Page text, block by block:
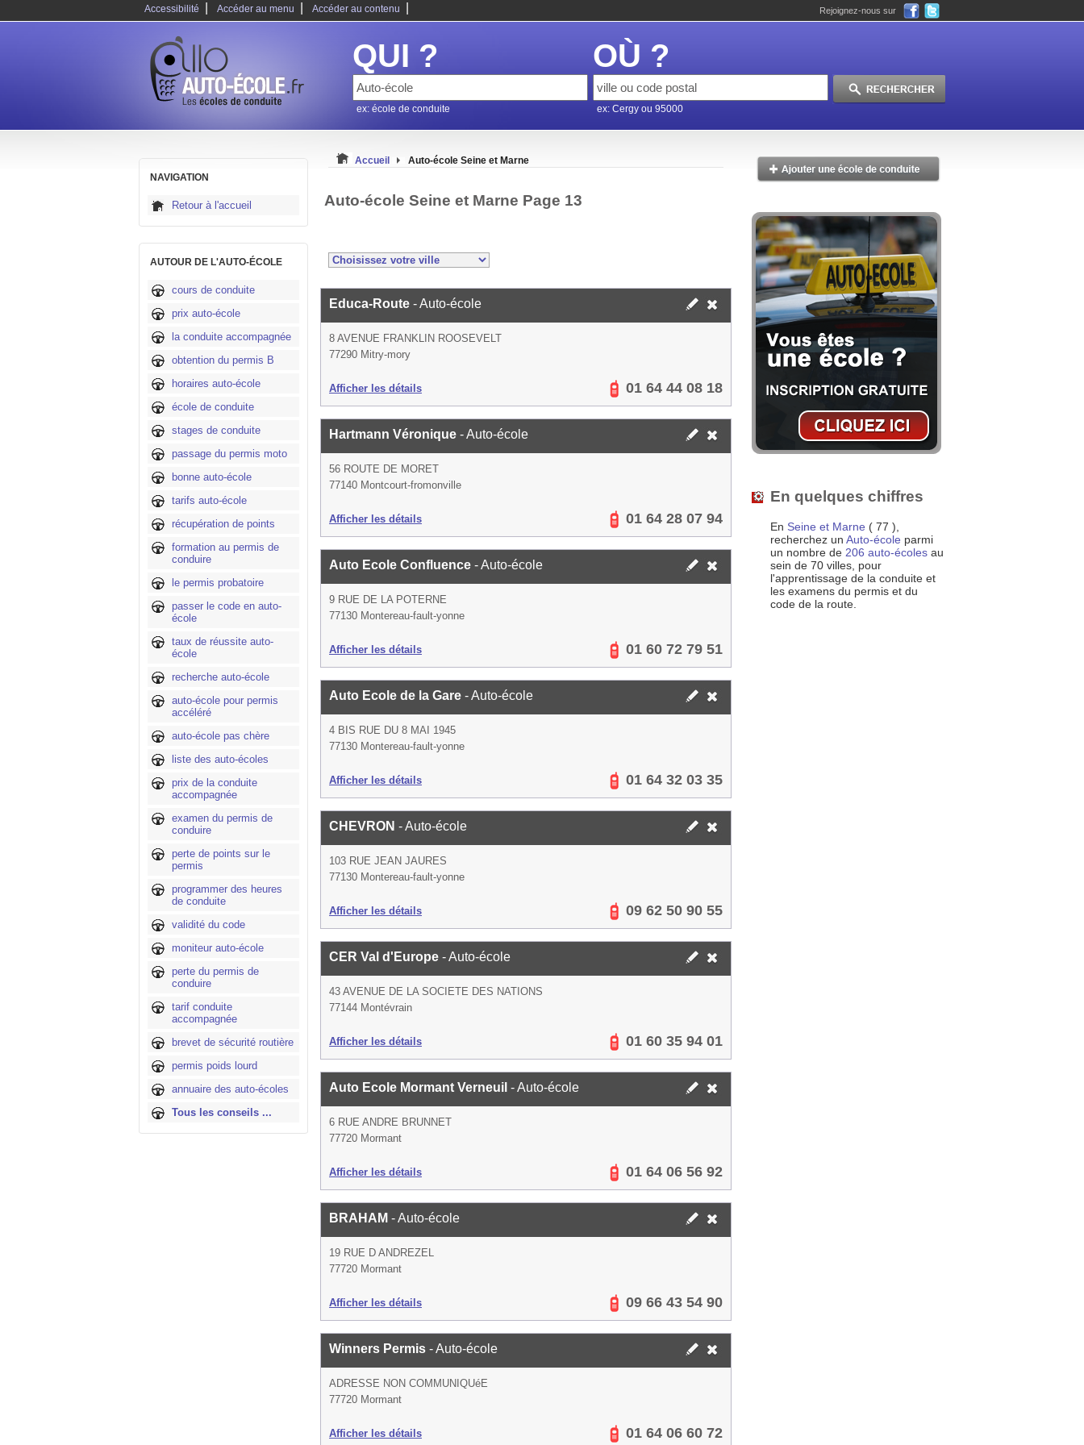
Accessibilité Accéder au menu Accéder au contenu Rejoignez-nous sur
QUI ?
ex: école de conduite
OÙ ?
ex: Cergy ou 95000
NAVIGATION
Retour à l'accueil
AUTOUR DE L'AUTO-ÉCOLE
cours de conduite
prix auto-école
la conduite accompagnée
obtention du permis B
horaires auto-école
école de conduite
stages de conduite
passage du permis moto
bonne auto-école
tarifs auto-école
récupération de points
formation au permis de
conduire
le permis probatoire
passer le code en auto-
école
taux de réussite auto-
école
recherche auto-école
auto-école pour permis
accéléré
auto-école pas chère
liste des auto-écoles
prix de la conduite
accompagnée
examen du permis de
conduire
perte de points sur le
permis
programmer des heures
de conduite
validité du code
moniteur auto-école
perte du permis de
conduire
tarif conduite
accompagnée
brevet de sécurité routière
permis poids lourd
annuaire des auto-écoles
Tous les conseils ...
Accueil Auto-école Seine et Marne
Auto-école Seine et Marne Page 13
Educa-Route - Auto-école
8 AVENUE FRANKLIN ROOSEVELT
77290 Mitry-mory
Afficher les détails 01 64 44 08 18
Hartmann Véronique - Auto-école
56 ROUTE DE MORET
77140 Montcourt-fromonville
Afficher les détails 01 64 28 07 94
Auto Ecole Confluence - Auto-école
9 RUE DE LA POTERNE
77130 Montereau-fault-yonne
Afficher les détails 01 60 72 79 51
Auto Ecole de la Gare - Auto-école
4 BIS RUE DU 8 MAI 1945
77130 Montereau-fault-yonne
Afficher les détails 01 64 32 03 35
CHEVRON - Auto-école
103 RUE JEAN JAURES
77130 Montereau-fault-yonne
Afficher les détails 09 62 50 90 55
CER Val d'Europe - Auto-école
43 AVENUE DE LA SOCIETE DES NATIONS
77144 Montévrain
Afficher les détails 01 60 35 94 01
Auto Ecole Mormant Verneuil - Auto-école
6 RUE ANDRE BRUNNET
77720 Mormant
Afficher les détails 01 64 06 56 92
BRAHAM - Auto-école
19 RUE D ANDREZEL
77720 Mormant
Afficher les détails 09 66 43 54 90
Winners Permis - Auto-école
ADRESSE NON COMMUNIQUéE
77720 Mormant
Afficher les détails 01 64 06 60 72
En quelques chiffres
En Seine et Marne ( 77 ),
recherchez un Auto-école parmi
un nombre de 206 auto-écoles au
sein de 70 villes, pour
l'apprentissage de la conduite et
les examens du permis et du
code de la route.